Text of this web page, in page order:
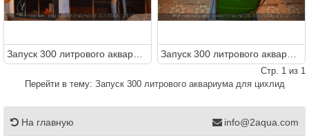
Стр. 1 из 1
Перейти в тему: Запуск 300 литрового аквариума для цихлид
На главную info@2aqua.com